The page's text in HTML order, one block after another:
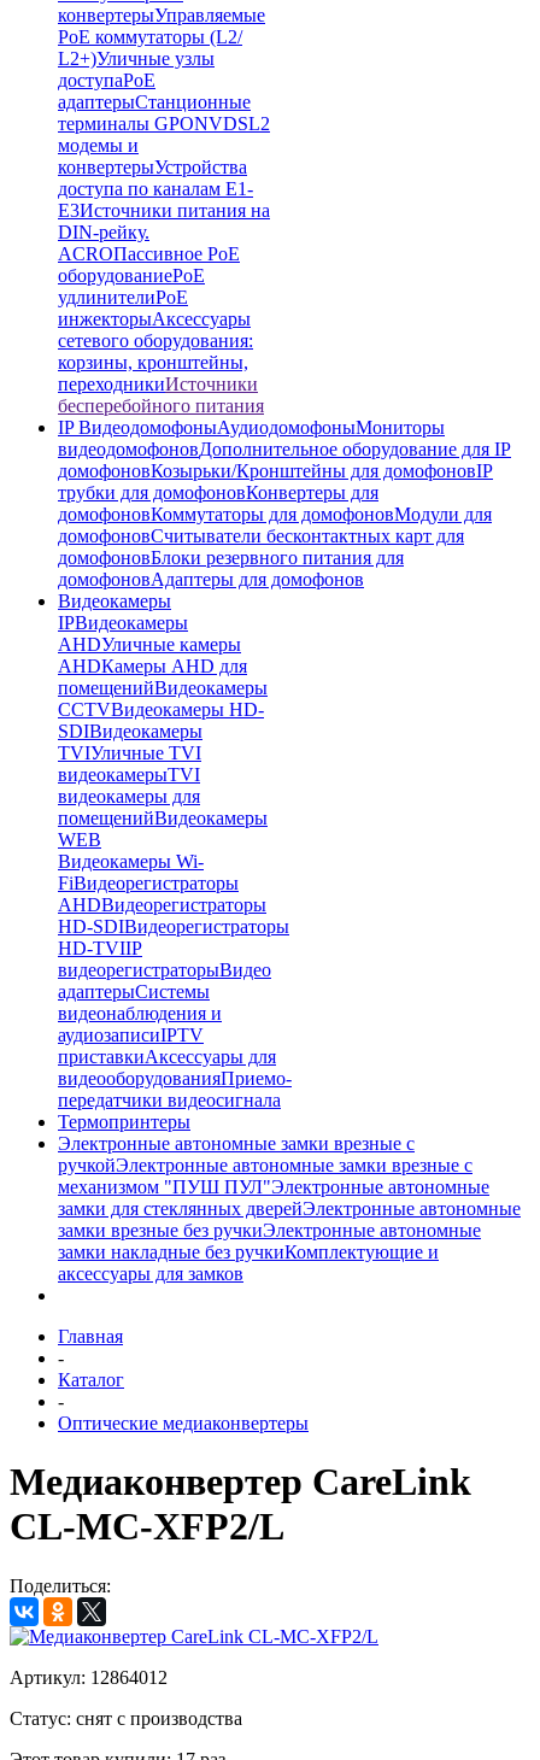
конвертерыУправляемые
PoE коммутаторы (L2/
L2+)Уличные узлы
доступаPoE
адаптерыСтанционные
терминалы GPONVDSL2
модемы и
конвертерыУстройства
доступа по каналам E1-
E3Источники питания на
DIN-рейку.
ACROПассивное PoE
оборудованиеPoE
удлинителиPoE
инжекторыАксессуары
сетевого оборудования:
корзины, кронштейны,
переходникиИсточники
бесперебойного питания
IP ВидеодомофоныАудиодомофоныМониторы
видеодомофоновДополнительное оборудование для IP
домофоновКозырьки/Кронштейны для домофоновIP
трубки для домофоновКонвертеры для
домофоновКоммутаторы для домофоновМодули для
домофоновСчитыватели бесконтактных карт для
домофоновБлоки резервного питания для
домофоновАдаптеры для домофонов
Видеокамеры
IPВидеокамеры
AHDУличные камеры
AHDКамеры AHD для
помещенийВидеокамеры
CCTVВидеокамеры HD-
SDIВидеокамеры
TVIУличные TVI
видеокамерыTVI
видеокамеры для
помещенийВидеокамеры
WEB
Видеокамеры Wi-
FiВидеорегистраторы
AHDВидеорегистраторы
HD-SDIВидеорегистраторы
HD-TVIIP
видеорегистраторыВидео
адаптерыСистемы
видеонаблюдения и
аудиозаписиIPTV
приставкиАксессуары для
видеооборудованияПриемо-
передатчики видеосигнала
Термопринтеры
Электронные автономные замки врезные с
ручкойЭлектронные автономные замки врезные с
механизмом "ПУШ ПУЛ"Электронные автономные
замки для стеклянных дверейЭлектронные автономные
замки врезные без ручкиЭлектронные автономные
замки накладные без ручкиКомплектующие и
аксессуары для замков
Главная
-
Каталог
-
Оптические медиаконвертеры
Медиаконвертер CareLink
CL-MC-XFP2/L
Поделиться:
Артикул: 12864012
Статус: снят с производства